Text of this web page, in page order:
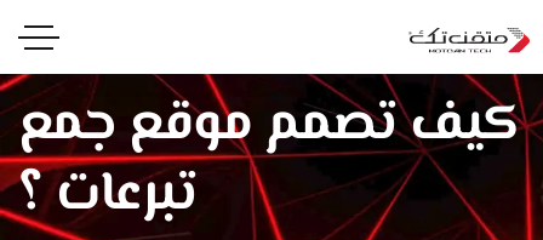
كيف تصمم موقع جمع
تبرعات ؟